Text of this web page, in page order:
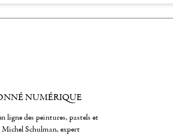
NUMÉRIQUE
ligne des peintures, pastels et
Schulman, expert